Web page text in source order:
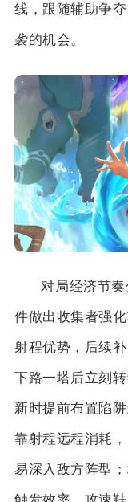
线，跟随辅助争
袭的机会。
对局经济节
件做出收集者强
射程优势，后续
下路一塔后立刻
新时提前布置陷
靠射程远程消耗
易深入敌方阵型